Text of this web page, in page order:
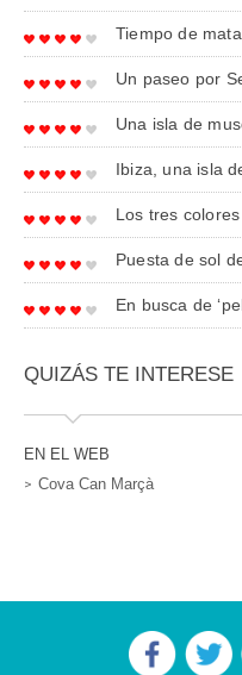
Tiempo de
Un paseo por
Una isla de
Ibiza, una isla
Los tres
Puesta de sol
En busca de
QUIZÁS TE INTERESE
EN EL WEB
Cova Can Marçà